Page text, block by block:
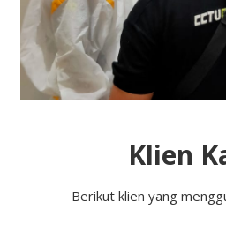
Klien
Berikut klien yang